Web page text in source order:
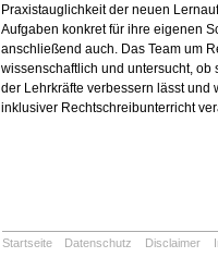
Praxistauglichkeit der neuen
Aufgaben konkret für ihre eigenen
anschließend auch. Das Team um
wissenschaftlich und untersucht,
der Lehrkräfte verbessern lässt und
inklusiver Rechtschreibunterricht
Startseite Datenschutz Disclaimer